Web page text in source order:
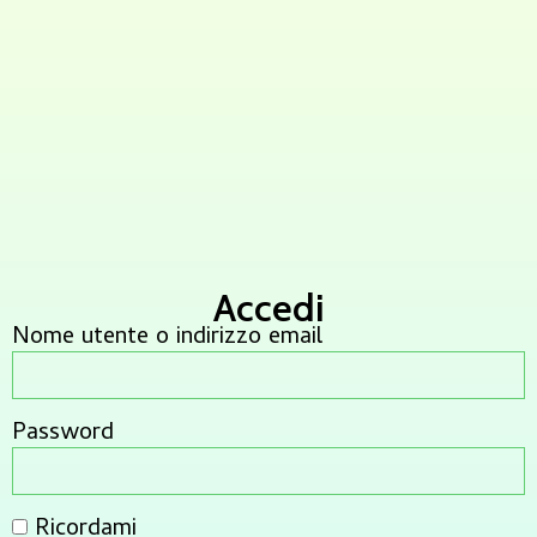
Accedi
Nome utente o indirizzo email
Password